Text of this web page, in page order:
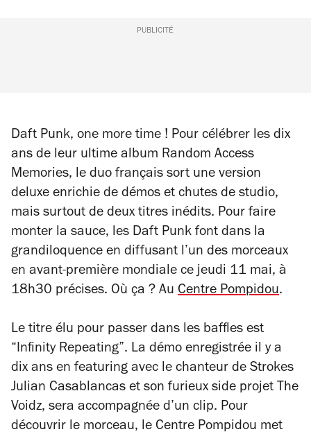
PUBLICITÉ
Daft Punk, one more time ! Pour célébrer les dix
ans de leur ultime album Random Access
Memories, le duo français sort une version
deluxe enrichie de démos et chutes de studio,
mais surtout de deux titres inédits. Pour faire
monter la sauce, les Daft Punk font dans la
grandiloquence en diffusant l’un des morceaux
en avant-première mondiale ce jeudi 11 mai, à
18h30 précises. Où ça ? Au Centre Pompidou.
Le titre élu pour passer dans les baffles est
“Infinity Repeating”. La démo enregistrée il y a
dix ans en featuring avec le chanteur de Strokes
Julian Casablancas et son furieux side projet The
Voidz, sera accompagnée d’un clip. Pour
découvrir le morceau, le Centre Pompidou met